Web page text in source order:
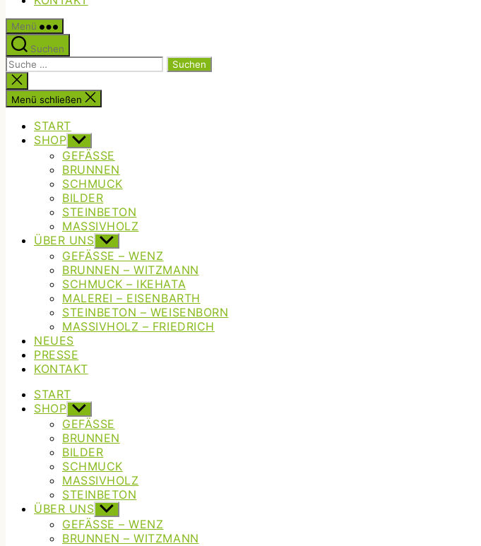
Menü
Suchen
Suche
nach:
Suche
schließen
Menü schließen
START
SHOP Untermenü
anzeigen
GEFÄSSE
BRUNNEN
SCHMUCK
BILDER
STEINBETON
MASSIVHOLZ
ÜBER UNS Untermenü
anzeigen
GEFÄSSE – WENZ
BRUNNEN – WITZMANN
SCHMUCK – IKEHATA
MALEREI – EISENBARTH
STEINBETON – WEISENBORN
MASSIVHOLZ – FRIEDRICH
NEUES
PRESSE
KONTAKT
START
SHOP Untermenü
anzeigen
GEFÄSSE
BRUNNEN
BILDER
SCHMUCK
MASSIVHOLZ
STEINBETON
ÜBER UNS Untermenü
anzeigen
GEFÄSSE – WENZ
BRUNNEN – WITZMANN